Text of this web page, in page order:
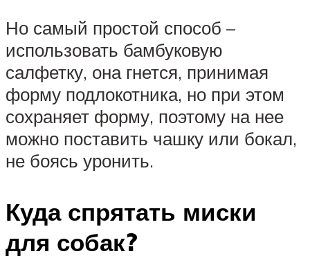
Но самый простой способ –
использовать бамбуковую
салфетку, она гнется, принимая
форму подлокотника, но при этом
сохраняет форму, поэтому на нее
можно поставить чашку или бокал,
не боясь уронить.
Куда спрятать миски
для собак?